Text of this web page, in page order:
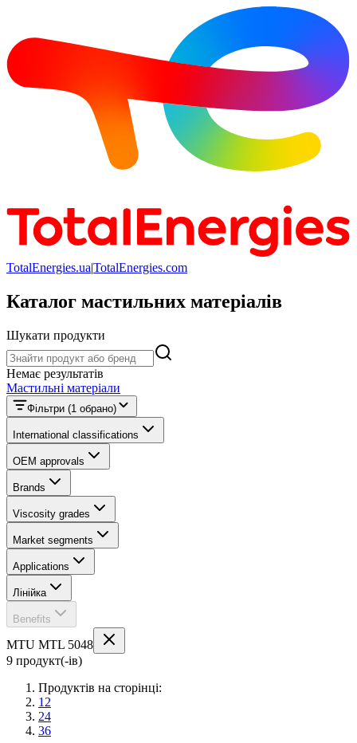
TotalEnergies.ua|TotalEnergies.com
Каталог мастильних матеріалів
Шукати продукти
Шукати продукти
Немає результатів
Мастильні матеріали
Фільтри (1 обрано)
International classifications
OEM approvals
Brands
Viscosity grades
Market segments
Applications
Лінійка
Benefits
MTU MTL 5048
9 продукт(-ів)
Продуктів на сторінці:
12
24
36